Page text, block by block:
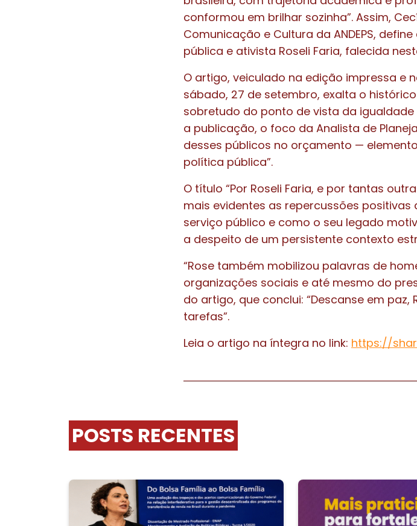
conformou em brilhar sozinha”. Assim,
Comunicação e Cultura da ANDEPS,
pública e ativista Roseli Faria, falecida
O artigo, veiculado na edição impressa e
sábado, 27 de setembro, exalta o
sobretudo do ponto de vista da
a publicação, o foco da Analista de
desses públicos no orçamento —
política pública”.
O título “Por Roseli Faria, e por tantas
mais evidentes as repercussões
serviço público e como o seu legado
a despeito de um persistente contexto
“Rose também mobilizou palavras de
organizações sociais e até mesmo do
do artigo, que conclui: “Descanse em
tarefas”.
Leia o artigo na íntegra no link: https://
POSTS RECENTES